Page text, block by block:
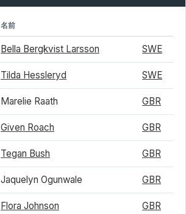
名前
Bella Bergkvist Larsson SWE
Tilda Hessleryd SWE
Marelie Raath GBR
Given Roach GBR
Tegan Bush GBR
Jaquelyn Ogunwale GBR
Flora Johnson GBR